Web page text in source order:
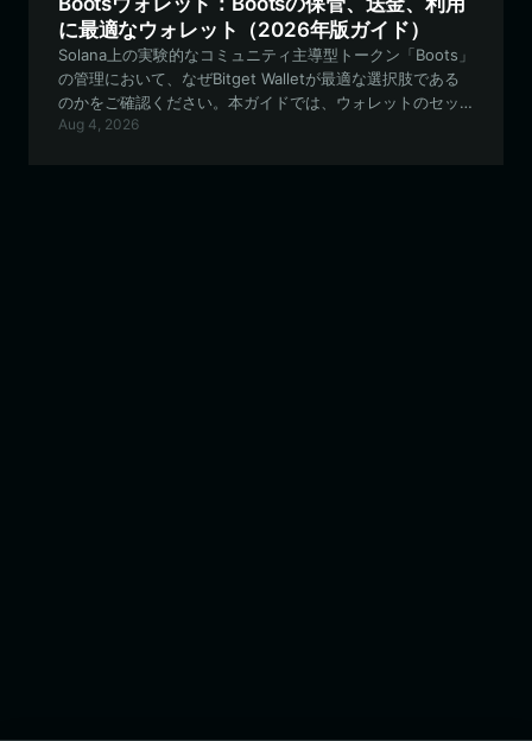
に最適なウォレット（2026年版ガイド）
Solana上の実験的なコミュニティ主導型トークン「Boots」
の管理において、なぜBitget Walletが最適な選択肢である
のかをご確認ください。本ガイドでは、ウォレットのセッ
トアップ方法、流動性の管理方法、そしてBootsエコシステ
Aug 4, 2026